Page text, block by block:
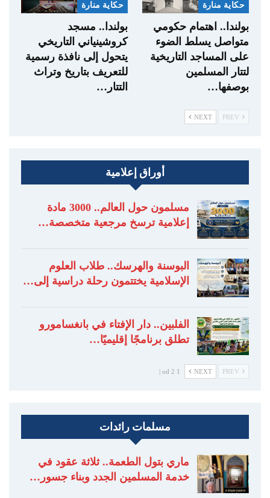
حكاية منارة
بولندا.. اهتمام حكومي
متواصل يسلط الضوء
على المساجد التاريخية
لتتار المسلمين
بوصفها…
حكاية منارة
بولندا.. مسجد
كروشينياني التاريخي
يتحول إلى نافذة رسمية
للتعريف بتاريخ وتراث
التتار…
NEXT
أوراق إعلامية
مسلمون حول العالم.. 3000 مادة
إعلامية ترسخ مرجعية متخصصة…
البوسنة والهرسك.. طلاب العلوم
الإسلامية يختتمون رحلة دراسية إلى…
الفلبين.. دار الإفتاء في بانغسامورو
تطلق برنامجًا إقليميًا…
NEXT
1 od 2 |
مسلمات رائدات
ماري بتول الطعمة.. ثلاثة عقود في
خدمة المسلمين الجدد وبناء جسور…